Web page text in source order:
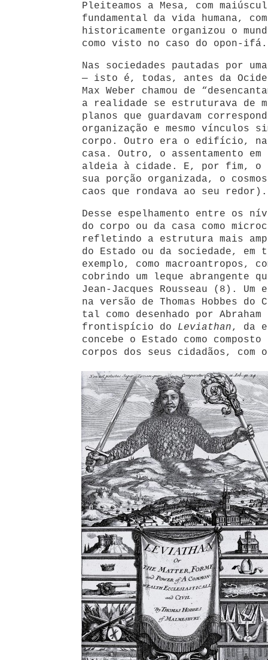
Pleiteamos a Mesa, com
fundamental da vida humana,
historicamente organizou o
como visto no caso do opon-ifá.
Nas sociedades pautadas por
— isto é, todas, antes da
Max Weber chamou de
a realidade se estruturava de
planos que guardavam
organização e mesmo vínculos
corpo. Outro era o edifício, na
casa. Outro, o assentamento
aldeia à cidade. E, por fim, o
sua porção organizada, o
caos que rondava ao seu redor).
Desse espelhamento entre os
do corpo ou da casa como
refletindo a estrutura mais
do Estado ou da sociedade, em
exemplo, como macroantropos,
cobrindo um leque abrangente
Jean-Jacques Rousseau (8). Um
na versão de Thomas Hobbes do
tal como desenhado por
frontispício do Leviathan, da
concebe o Estado como
corpos dos seus cidadãos, com